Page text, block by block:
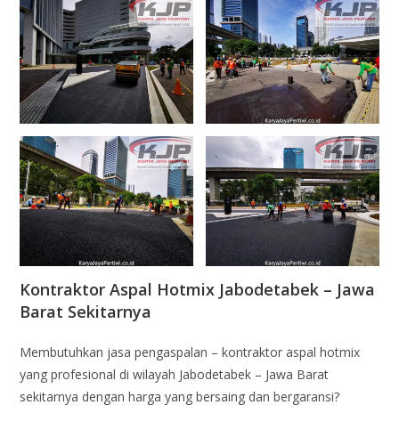
Kontraktor Aspal Hotmix Jabodetabek – Jawa
Barat Sekitarnya
Membutuhkan jasa pengaspalan – kontraktor aspal hotmix
yang profesional di wilayah Jabodetabek – Jawa Barat
sekitarnya dengan harga yang bersaing dan bergaransi?